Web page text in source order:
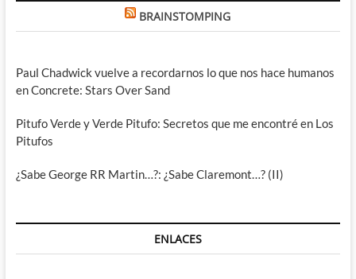
BRAINSTOMPING
Paul Chadwick vuelve a recordarnos lo que nos hace humanos
en Concrete: Stars Over Sand
Pitufo Verde y Verde Pitufo: Secretos que me encontré en Los
Pitufos
¿Sabe George RR Martin…?: ¿Sabe Claremont…? (II)
ENLACES